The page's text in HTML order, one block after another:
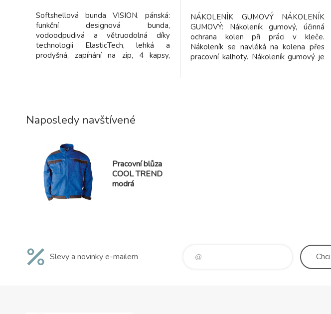
Softshellová bunda VISION. pánská:
funkční designová bunda,
vodoodpudivá a větruodolná díky
technologii ElasticTech, lehká a
prodyšná, zapínání na zip, 4 kapsy,
nastavitelný spodní lem, reflexní potisk,
NÁKOLENÍK GUMOVÝ NÁKOLENÍK
GUMOVÝ: Nákoleník gumový, účinná
ochrana kolen při práci v kleče.
Nákoleník se navléká na kolena přes
pracovní kalhoty. Nákoleník gumový je
vhodný především pro pracovníky, kteří
Naposledy navštívené
Pracovní blůza
COOL TREND
modrá
Slevy a novinky e-mailem Chci